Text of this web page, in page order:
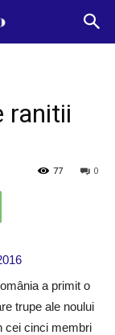
ranitii
0
77
a primit o
trupe ale noului
cei cinci membri